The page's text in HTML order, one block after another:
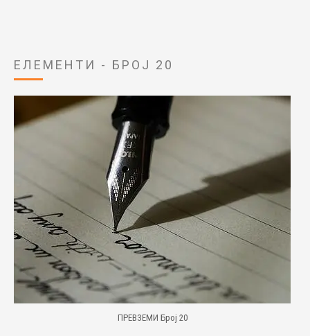
ЕЛЕМЕНТИ - БРОЈ 20
ПРЕВЗЕМИ Број 20